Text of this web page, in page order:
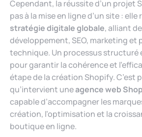
Cependant, la réussite d’un projet
pas à la mise en ligne d’un site :
stratégie digitale globale, alliant
développement, SEO, marketing et
technique. Un processus structuré
pour garantir la cohérence et
étape de la création Shopify. C’est
qu’intervient uneagence web
capable d’accompagner les
création, l’optimisation et la
boutique en ligne.